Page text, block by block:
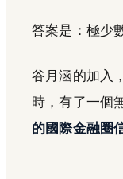
答案是：極少
谷月涵的加入
時，有了一個
的國際金融圈